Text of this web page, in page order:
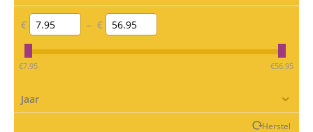
€ – €
‎€7.95 ‎€56.95
Jaar
Herstel